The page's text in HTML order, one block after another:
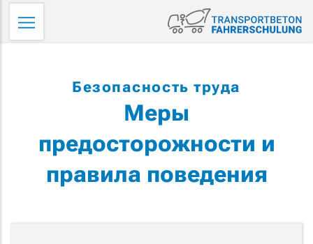
Skip
content
Безопасность труда
Меры
предосторожности и
правила поведения